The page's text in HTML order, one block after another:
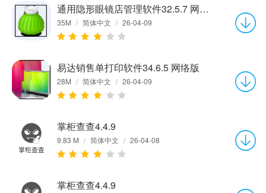
通用隐形眼镜店管理软件32.5.7 网络版
35M / 简体中文 / 26-04-09
易达销售单打印软件34.6.5 网络版
28M / 简体中文 / 26-04-09
掌柜查查4.4.9
9.83 M / 简体中文 / 26-04-08
掌柜查查4.4.9